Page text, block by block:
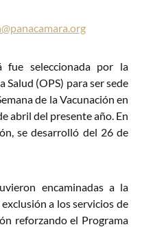
fue seleccionada por la
Salud (OPS) para ser sede
de la Vacunación en
abril del presente año. En
se desarrolló del 26 de
encaminadas a la
a los servicios de
reforzando el Programa